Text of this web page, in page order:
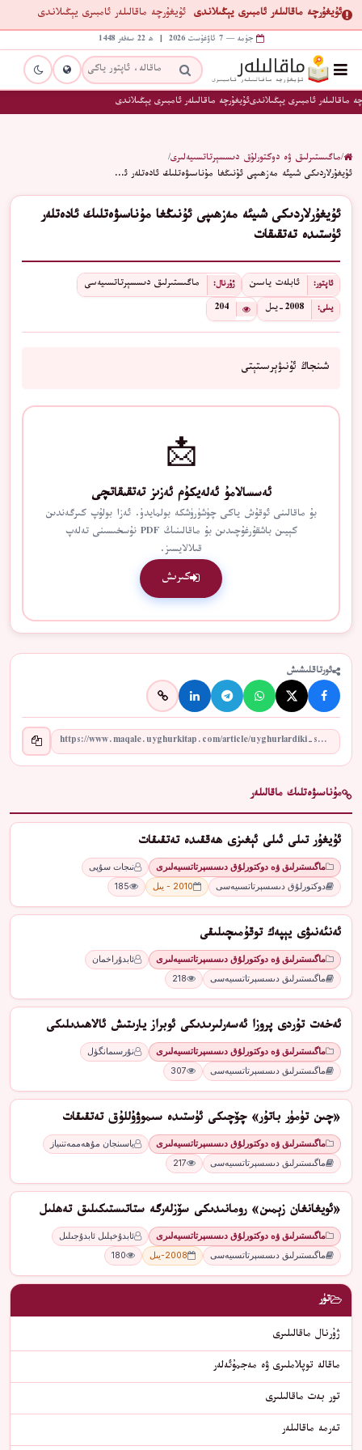
ئۇيغۇرچە ماقالىلەر ئامبىرى يېڭىلاندى ئۇيغۇرچە ماقالىلەر ئامبىرى يېڭىلاندى
جۈمە — 7 ئاۋغۇست 2026 | ھ 22 سەفەر 1448
ماقالىلەر ئامبىرى يېڭىلاندىئۇيغۇرچە ماقالىلەر ئامبىرى يېڭىلاندى
/ماگىستىرلىق ۋە دوكتورلۇق دىسسېرتاتسىيەلىرى/
ئۇيغۇرلاردىكى شىيئە مەزھىپى ئۇنىڭغا مۇناسىۋەتلىك ئادەتلەر ئ…
ئۇيغۇرلاردىكى شىيئە مەزھىپى ئۇنىڭغا مۇناسىۋەتلىك ئادەتلەر
ئۈستىدە تەتقىقات
ئاپتور: ئابلەت ياسىن ژۇرنال: ماگىستىرلىق دىسسېرتاتسىيەسى
يىلى: 2008-يىل 204
شىنجاڭ ئۇنىۋېرسىتېتى
📩
ئەسسالامۇ ئەلەيكۇم ئەزىز تەتقىقاتچى
بۇ ماقالىنى ئوقۇش ياكى چۈشۈرۈشكە بولمايدۇ. ئەزا بولۇپ كىرگەندىن
كېيىن باشقۇرغۇچىدىن بۇ ماقالىنىڭ PDF نۇسخىسىنى تەلەپ
قىلالايسىز.
كىرىش
ئورتاقلىشىش
مۇناسىۋەتلىك ماقالىلەر
ئۇيغۇر تىلى ئىلى ئېغىزى ھەققىدە تەتقىقات
ماگىستىرلىق ۋە دوكتورلۇق دىسسېرتاتسىيەلىرى
نىجات سۇپى
دوكتورلۇق دىسسېرتاتسىيەسى
2010 - يىل 185
ئەنئەنىۋى يېپەك توقۇمىچىلىقى
ماگىستىرلىق ۋە دوكتورلۇق دىسسېرتاتسىيەلىرى
ئابدۇراخمان
ماگىستىرلىق دىسسېرتاتسىيەسى
218
ئەخەت تۇردى پروزا ئەسەرلىرىدىكى ئوبراز يارىتىش ئالاھىدىلىكى
ماگىستىرلىق ۋە دوكتورلۇق دىسسېرتاتسىيەلىرى
نۇرسىمانگۈل
ماگىستىرلىق دىسسېرتاتسىيەسى
307
«چىن تۈمۈر باتۇر» چۆچىكى ئۈستىدە سىموۋۇللۇق تەتقىقات
ماگىستىرلىق ۋە دوكتورلۇق دىسسېرتاتسىيەلىرى
ياسىنجان مۇھەممەتنىياز
ماگىستىرلىق دىسسېرتاتسىيەسى
217
«ئويغانغان زېمىن» رومانىدىكى سۆزلەرگە ستاتىستىكىلىق تەھلىل
ماگىستىرلىق ۋە دوكتورلۇق دىسسېرتاتسىيەلىرى
ئابدۇخېلىل ئابدۇجىلىل
ماگىستىرلىق دىسسېرتاتسىيەسى
2008-يىل 180
تۈر
ژۇرنال ماقالىلىرى
ماقالە توپلاملىرى ۋە مەجمۇئەلەر
تور بەت ماقالىلىرى
تەرمە ماقالىلەر